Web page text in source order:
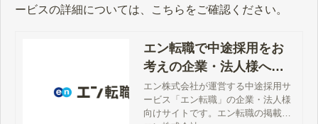
ービスの詳細については、こちらをご確認ください。
エン転職で中途採用をお
考えの企業・法人様へ
【公式】
エン株式会社が運営する中途採用サ
ービス「エン転職」の企業・法人様
向けサイトです。エン転職の掲載料